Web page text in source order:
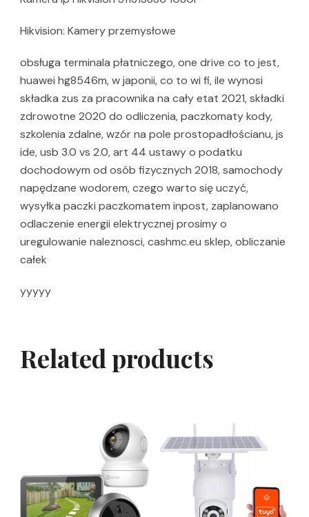
Hikvision: Kamery przemysłowe
obsługa terminala płatniczego, one drive co to jest,
huawei hg8546m, w japonii, co to wi fi, ile wynosi
składka zus za pracownika na cały etat 2021, składki
zdrowotne 2020 do odliczenia, paczkomaty kody,
szkolenia zdalne, wzór na pole prostopadłościanu, js
ide, usb 3.0 vs 2.0, art 44 ustawy o podatku
dochodowym od osób fizycznych 2018, samochody
napędzane wodorem, czego warto się uczyć,
wysyłka paczki paczkomatem inpost, zaplanowano
odlaczenie energii elektrycznej prosimy o
uregulowanie naleznosci, cashmc.eu sklep, obliczanie
całek
yyyyy
Related products